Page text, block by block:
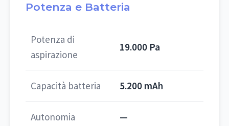
Potenza e Batteria
Potenza di
aspirazione
19.000 Pa
Capacità batteria 5.200 mAh
Autonomia —